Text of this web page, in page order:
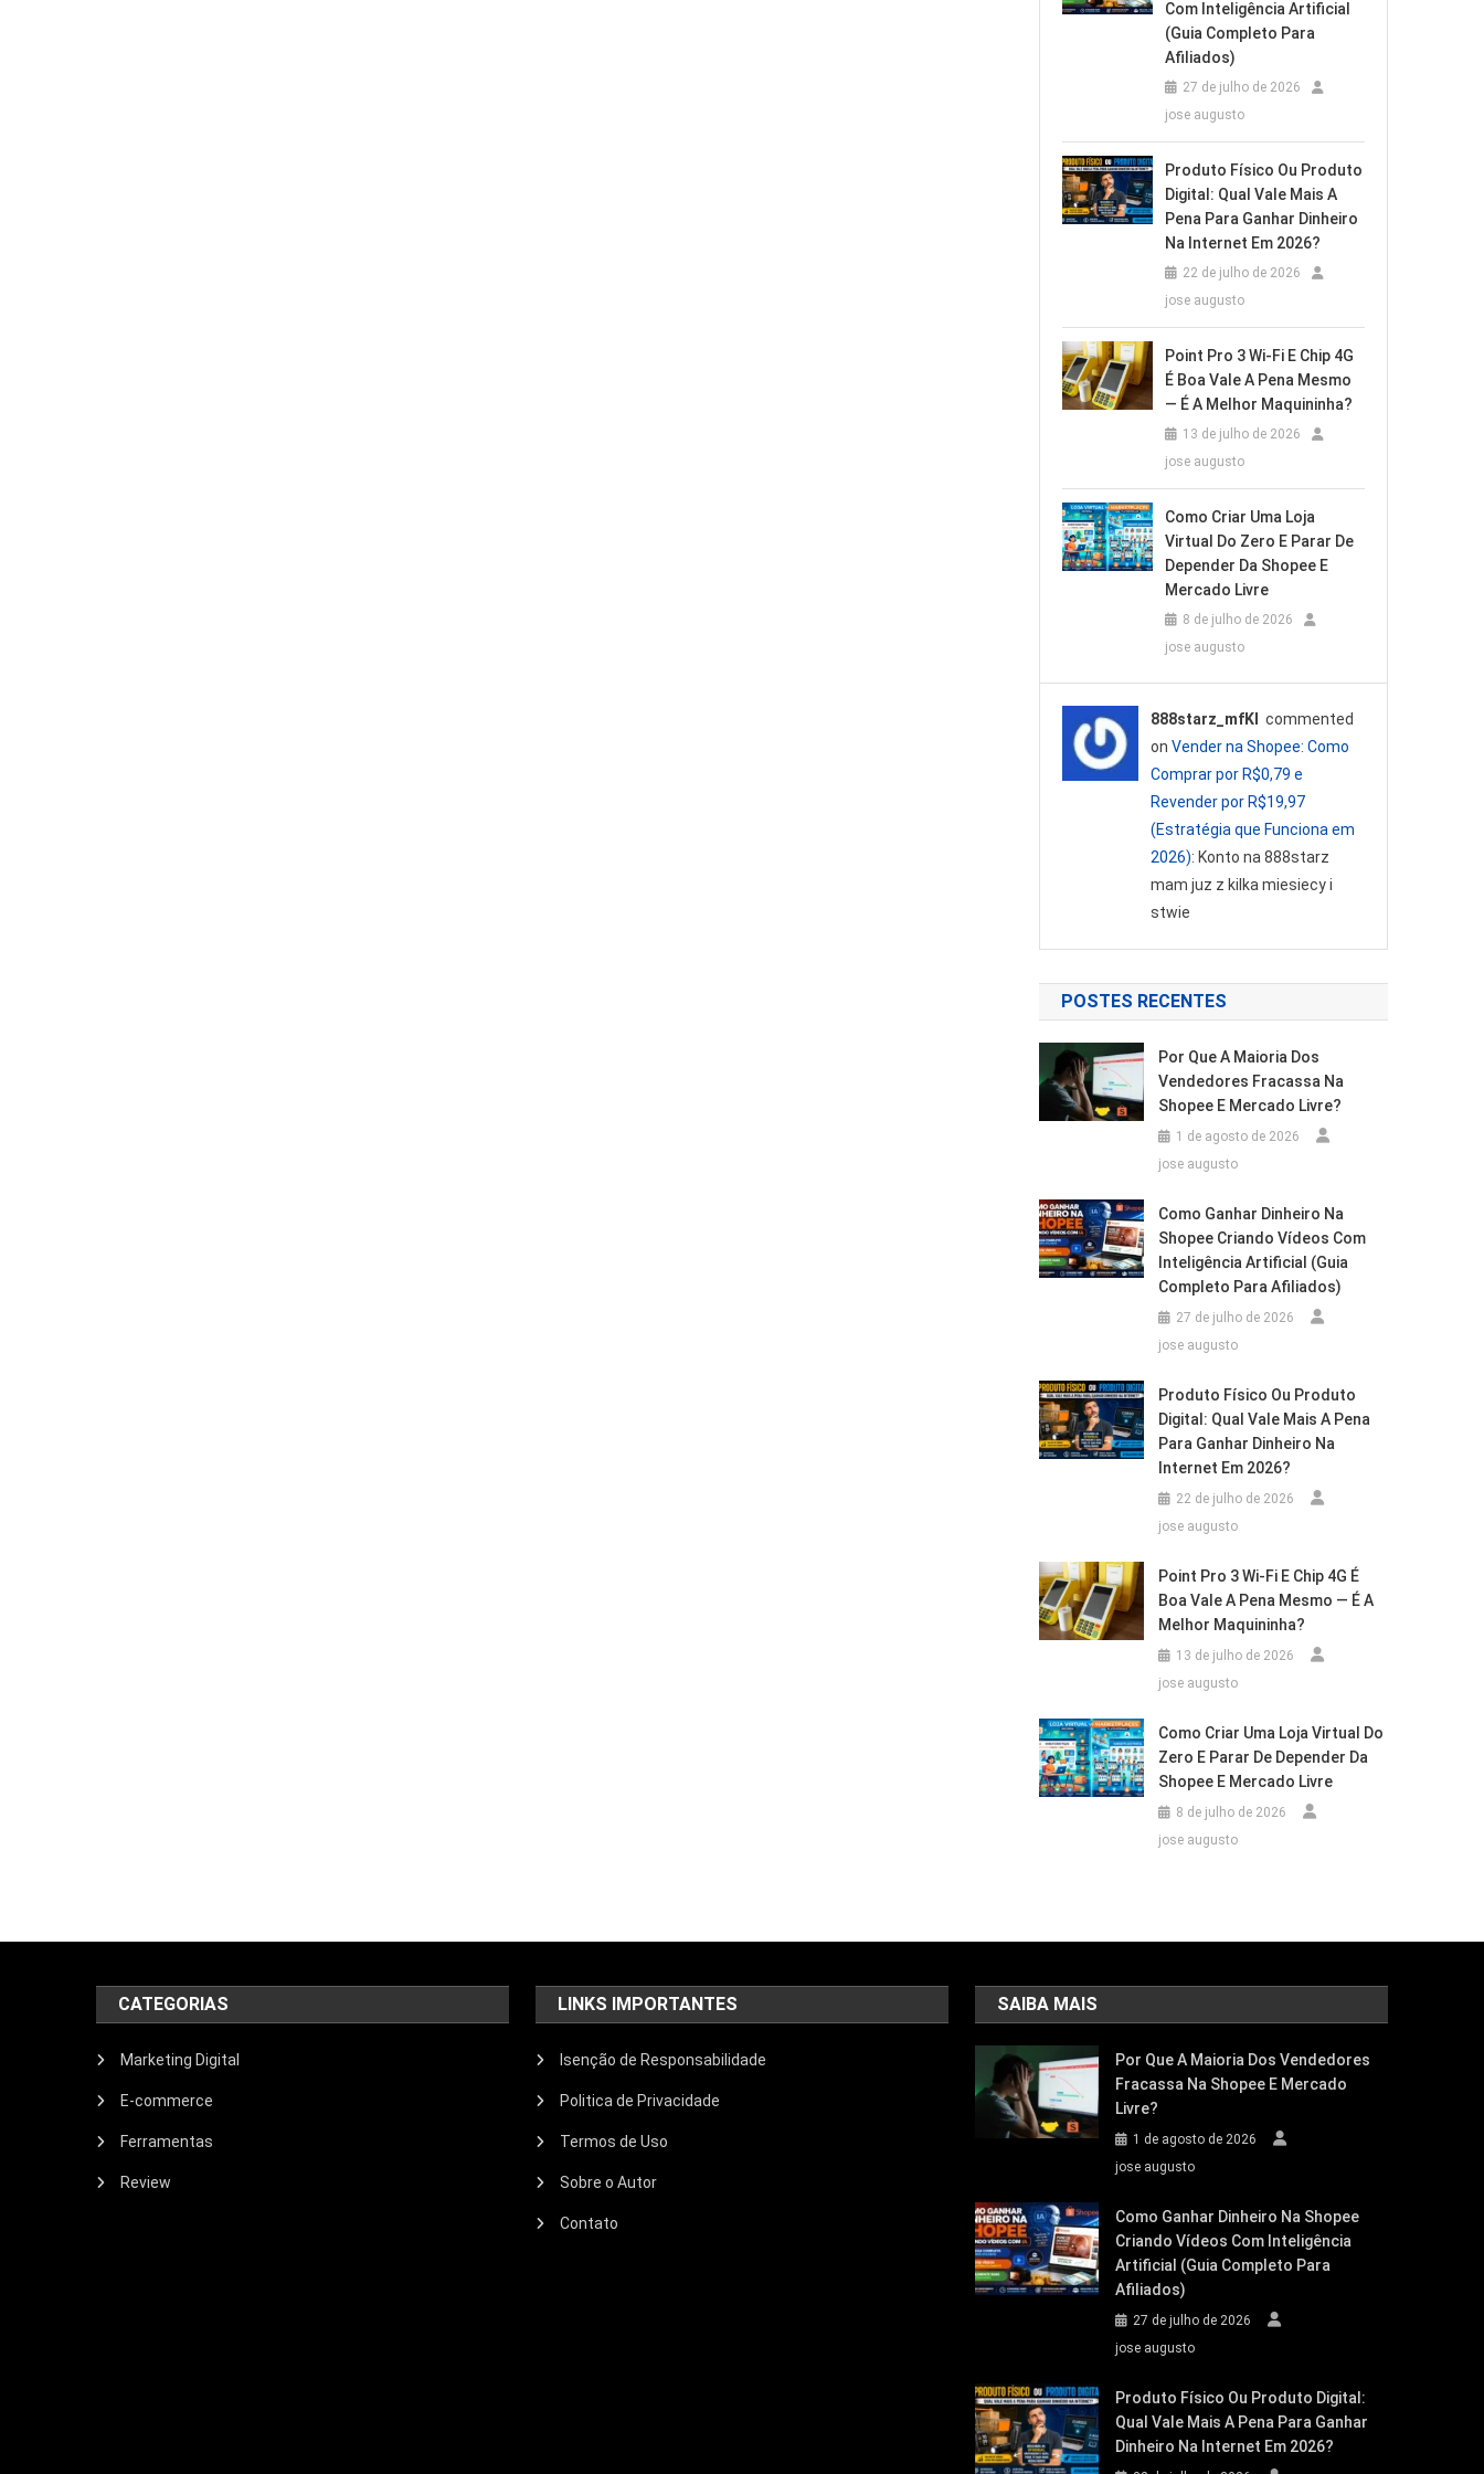
Com Inteligência Artificial
(Guia Completo Para
Afiliados)
27 de julho de 2026
jose augusto
Produto Físico Ou Produto
Digital: Qual Vale Mais A
Pena Para Ganhar Dinheiro
Na Internet Em 2026?
22 de julho de 2026
jose augusto
Point Pro 3 Wi‑Fi E Chip 4G
É Boa Vale A Pena Mesmo
— É A Melhor Maquininha?
13 de julho de 2026
jose augusto
Como Criar Uma Loja
Virtual Do Zero E Parar De
Depender Da Shopee E
Mercado Livre
8 de julho de 2026
jose augusto
888starz_mfKl
commented
on Vender na Shopee: Como
Comprar por R$0,79 e
Revender por R$19,97
(Estratégia que Funciona em
2026): Konto na 888starz
mam juz z kilka miesiecy i
stwie
POSTES RECENTES
Por Que A Maioria Dos
Vendedores Fracassa Na
Shopee E Mercado Livre?
1 de agosto de 2026
jose augusto
Como Ganhar Dinheiro Na
Shopee Criando Vídeos Com
Inteligência Artificial (Guia
Completo Para Afiliados)
27 de julho de 2026
jose augusto
Produto Físico Ou Produto
Digital: Qual Vale Mais A Pena
Para Ganhar Dinheiro Na
Internet Em 2026?
22 de julho de 2026
jose augusto
Point Pro 3 Wi‑Fi E Chip 4G É
Boa Vale A Pena Mesmo — É A
Melhor Maquininha?
13 de julho de 2026
jose augusto
Como Criar Uma Loja Virtual Do
Zero E Parar De Depender Da
Shopee E Mercado Livre
8 de julho de 2026
jose augusto
CATEGORIAS
Marketing Digital
E-commerce
Ferramentas
Review
LINKS IMPORTANTES
Isenção de Responsabilidade
Politica de Privacidade
Termos de Uso
Sobre o Autor
Contato
SAIBA MAIS
Por Que A Maioria Dos Vendedores
Fracassa Na Shopee E Mercado
Livre?
1 de agosto de 2026
jose augusto
Como Ganhar Dinheiro Na Shopee
Criando Vídeos Com Inteligência
Artificial (Guia Completo Para
Afiliados)
27 de julho de 2026
jose augusto
Produto Físico Ou Produto Digital:
Qual Vale Mais A Pena Para Ganhar
Dinheiro Na Internet Em 2026?